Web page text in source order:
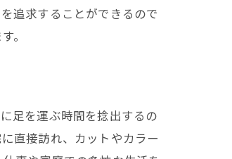
追求することができるので
。
足を運ぶ時間を捻出するの
直接訪れ、カットやカラー